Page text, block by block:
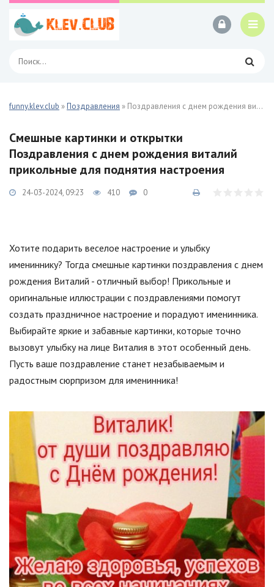
funny.klev.club »Поздравления » Поздравления с днем рождения виталий прикольные 24 фото
Смешные картинки и открытки
Поздравления с днем рождения виталий
прикольные для поднятия настроения
24-03-2024, 09:23 410 0
Хотите подарить веселое настроение и улыбку
имениннику? Тогда смешные картинки поздравления с днем
рождения Виталий - отличный выбор! Прикольные и
оригинальные иллюстрации с поздравлениями помогут
создать праздничное настроение и порадуют именинника.
Выбирайте яркие и забавные картинки, которые точно
вызовут улыбку на лице Виталия в этот особенный день.
Пусть ваше поздравление станет незабываемым и
радостным сюрпризом для именинника!